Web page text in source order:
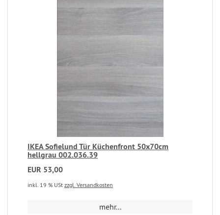
IKEA Sofielund Tür Küchenfront 50x70cm
hellgrau 002.036.39
EUR 53,00
inkl. 19 % USt zzgl. Versandkosten
mehr...